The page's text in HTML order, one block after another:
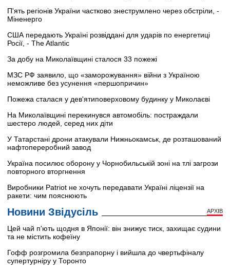
П'ять регіонів України частково знеструмлено через обстріли, -
Міненерго
США передають Україні розвіддані для ударів по енергетиці
Росії, - The Atlantic
За добу на Миколаївщині сталося 33 пожежі
МЗС РФ заявило, що «заморожування» війни з Україною
неможливе без усунення «першопричин»
Пожежа сталася у дев'ятиповерховому будинку у Миколаєві
На Миколаївщині перекинувся автомобіль: постраждали
шестеро людей, серед них діти
У Татарстані дрони атакували Нижньокамськ, де розташований
нафтопереробний завод
Україна посилює оборону у Чорнобильській зоні на тлі загрози
повторного вторгнення
Виробники Patriot не хочуть передавати Україні ліцензії на
ракети: чим пояснюють
Новини Звідусіль АРХІВ
Цей чай п'ють щодня в Японії: він знижує тиск, захищає судини
та не містить кофеїну
Гофф розгромила безпрапорну і вийшла до чвертьфіналу
супертурніру у Торонто